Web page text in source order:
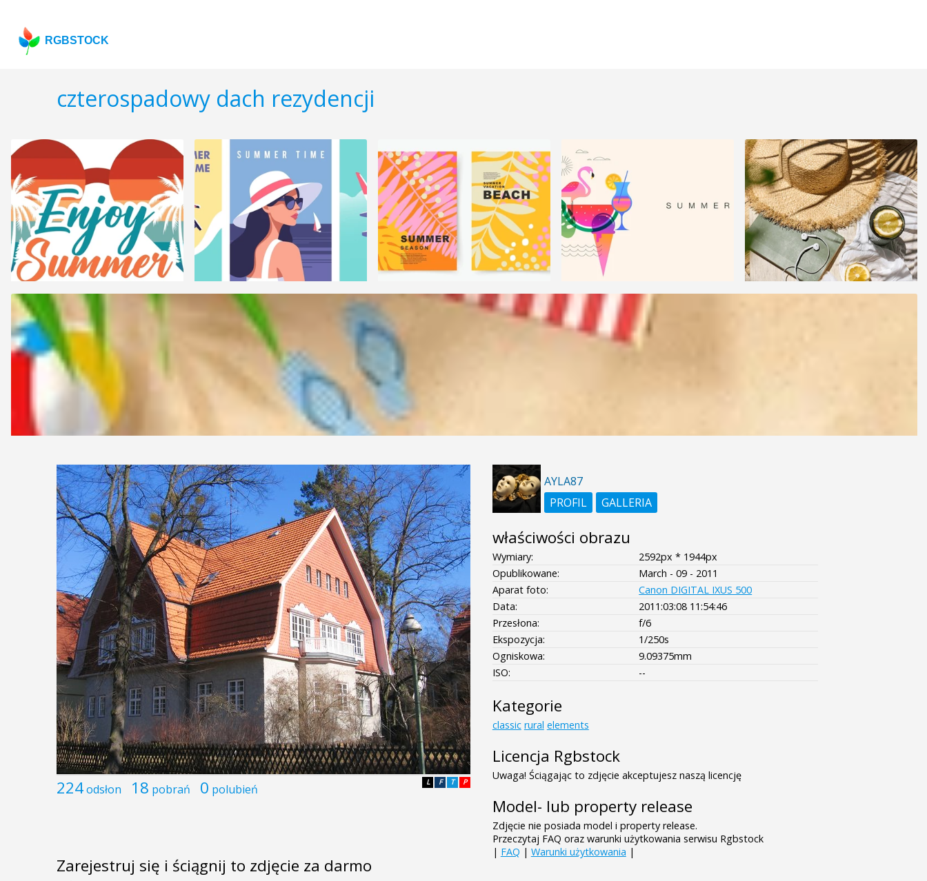
RGBSTOCK
czterospadowy dach rezydencji
224odsłon 18 pobrań 0 polubień P
T
F
L
Zarejestruj się i ściągnij to zdjęcie za darmo
AYLA87
PROFIL
GALLERIA
właściwości obrazu
Wymiary:
2592px * 1944px
Opublikowane:
March - 09 - 2011
Aparat foto:
Canon DIGITAL IXUS 500
Data:
2011:03:08 11:54:46
Przesłona:
f/6
Ekspozycja:
1/250s
Ogniskowa:
9.09375mm
ISO:
--
Kategorie
classic rural elements
Licencja Rgbstock
Uwaga! Ściągając to zdjęcie akceptujesz naszą licencję
Model- lub property release
Zdjęcie nie posiada model i property release.
Przeczytaj FAQ oraz warunki użytkowania serwisu Rgbstock
| FAQ | Warunki użytkowania |